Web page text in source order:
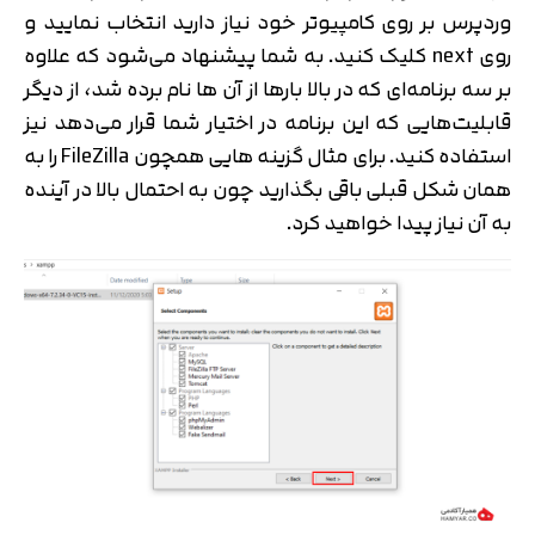
وردپرس بر روی کامپیوتر خود نیاز دارید انتخاب نمایید و
روی next کلیک کنید. به شما پیشنهاد می‌شود که علاوه
بر سه برنامه‌ای که در بالا بارها از آن ها نام برده شد، از دیگر
قابلیت‌هایی که این برنامه در اختیار شما قرار می‌دهد نیز
استفاده کنید. برای مثال گزینه­ هایی همچون FileZilla را به
همان شکل قبلی باقی بگذارید چون به احتمال بالا در آینده
به آن نیاز پیدا خواهید کرد.